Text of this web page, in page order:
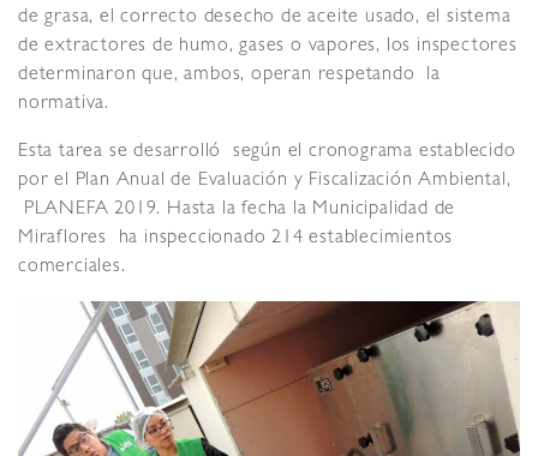
de grasa, el correcto desecho de aceite usado, el sistema
de extractores de humo, gases o vapores, los inspectores
determinaron que, ambos, operan respetando la
normativa.
Esta tarea se desarrolló según el cronograma establecido
por el Plan Anual de Evaluación y Fiscalización Ambiental,
PLANEFA 2019. Hasta la fecha la Municipalidad de
Miraflores ha inspeccionado 214 establecimientos
comerciales.